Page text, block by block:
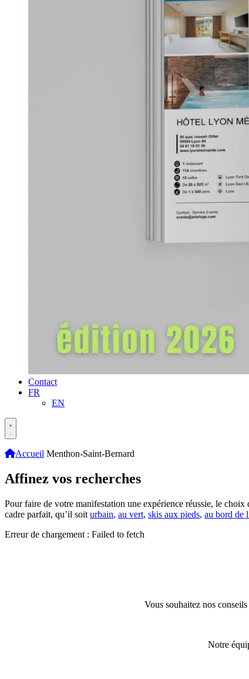
Contact
FR
EN
Accueil Menthon-Saint-Bernard
Affinez vos recherches
Pour faire de votre manifestation une expérience réussie, le
cadre parfait, qu’il soit urbain, au vert, skis aux pieds, au bord de
Erreur de chargement : Failed to fetch
Vous souhaitez nos
Notre